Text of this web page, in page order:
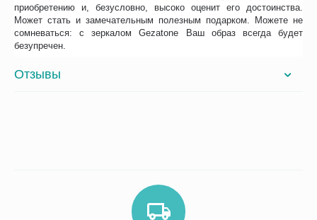
приобретению и, безусловно, высоко оценит его достоинства.
Может стать и замечательным полезным подарком. Можете не
сомневаться: с зеркалом Gezatone Ваш образ всегда будет
безупречен.
Отзывы